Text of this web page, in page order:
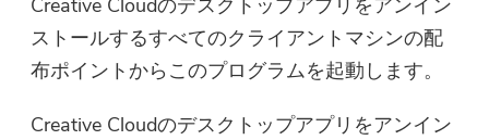
Creative Cloudのデスクトップアプリをアンイン
ストールするすべてのクライアントマシンの配
布ポイントからこのプログラムを起動します。
Creative Cloudのデスクトップアプリをアンイン